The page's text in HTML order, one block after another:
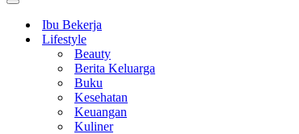
Menu
NavigasiIbu Bekerja
Lifestyle
Beauty
Berita Keluarga
Buku
Kesehatan
Keuangan
Kuliner